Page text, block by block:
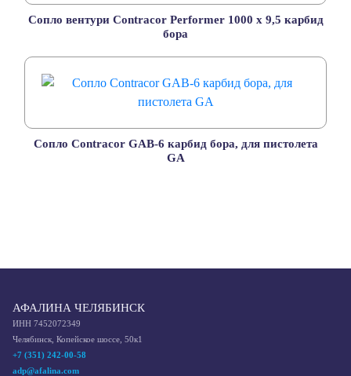
Сопло вентури Contracor Performer 1000 х 9,5 карбид
бора
Сопло Contracor GAB-6 карбид бора, для пистолета
GA
АФАЛИНА ЧЕЛЯБИНСК
ИНН 7452072349
Челябинск, Копейское шоссе, 50к1
+7 (351) 242-00-58
adp@afalina.com